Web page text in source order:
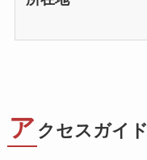
ア クセスガイド